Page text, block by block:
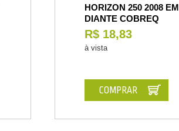
HORIZON 250 2008 EM
DIANTE COBREQ
R$ 18,83
à vista
COMPRAR